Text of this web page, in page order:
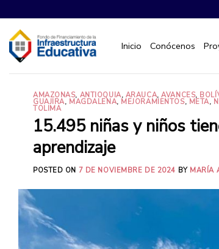
al
contenido
Inicio Conócenos
AMAZONAS, ANTIOQUIA, ARAUCA,AVANCES,
GUAJIRA, MAGDALENA, MEJORAMIENTOS, META,
TOLIMA
15.495 niñas y niños
aprendizaje
POSTED ON 7 DE NOVIEMBRE DE 2024 BY MARÍA